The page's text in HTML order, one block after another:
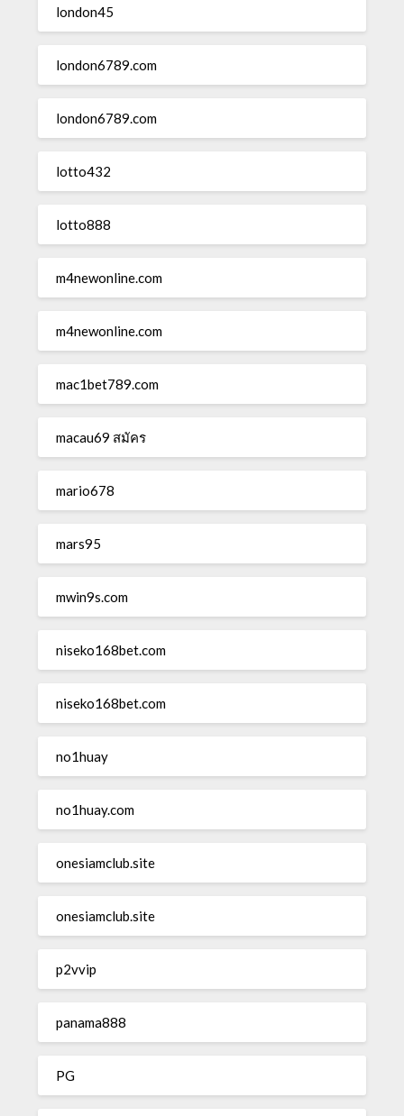
london45
london6789.com
london6789.com
lotto432
lotto888
m4newonline.com
m4newonline.com
mac1bet789.com
macau69 สมัคร
mario678
mars95
mwin9s.com
niseko168bet.com
niseko168bet.com
no1huay
no1huay.com
onesiamclub.site
onesiamclub.site
p2vvip
panama888
PG